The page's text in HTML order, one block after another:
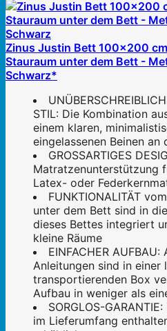
Zinus Justin Bett 100x200
Stauraum unter dem Bett -
Schwarz*
STIL: Die Kombination
einem klaren,
eingelassenen Beinen an
GROSSARTIGES
Matratzenunterstützung
Latex- oder
FUNKTIONALITÄT
unter dem Bett sind in
dieses Bettes integriert
kleine Räume
EINFACHER
Anleitungen sind in einer
transportierenden Box
Aufbau in weniger als
SORGLOS-
im Lieferumfang